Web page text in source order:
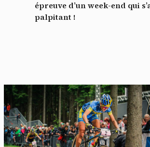
épreuve d’un week-end qui
palpitant !